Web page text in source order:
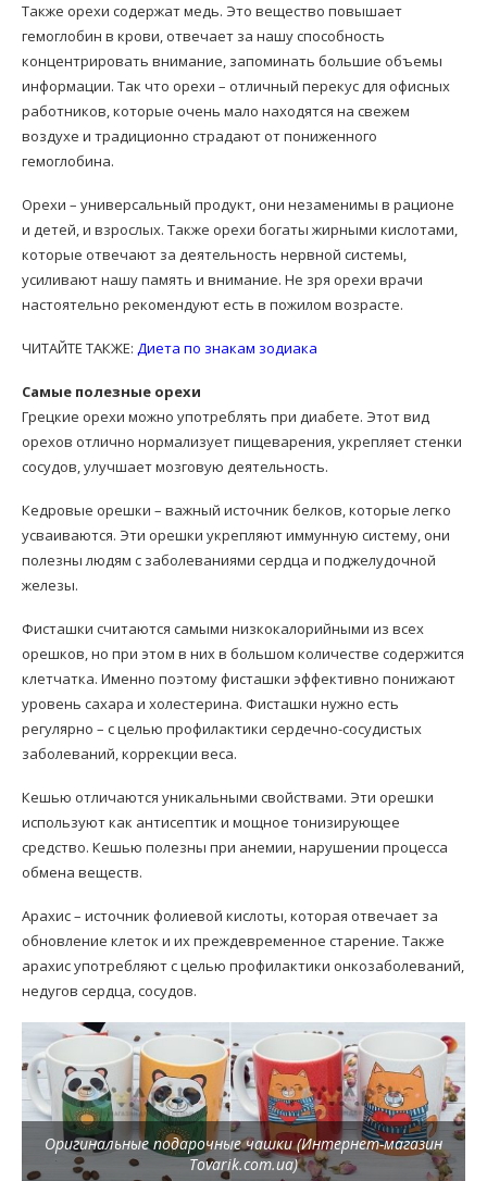
Также орехи содержат медь. Это вещество повышает
гемоглобин в крови, отвечает за нашу способность
концентрировать внимание, запоминать большие объемы
информации. Так что орехи – отличный перекус для офисных
работников, которые очень мало находятся на свежем
воздухе и традиционно страдают от пониженного
гемоглобина.
Орехи – универсальный продукт, они незаменимы в рационе
и детей, и взрослых. Также орехи богаты жирными кислотами,
которые отвечают за деятельность нервной системы,
усиливают нашу память и внимание. Не зря орехи врачи
настоятельно рекомендуют есть в пожилом возрасте.
ЧИТАЙТЕ ТАКЖЕ: Диета по знакам зодиака
Самые полезные орехи
Грецкие орехи можно употреблять при диабете. Этот вид
орехов отлично нормализует пищеварения, укрепляет стенки
сосудов, улучшает мозговую деятельность.
Кедровые орешки – важный источник белков, которые легко
усваиваются. Эти орешки укрепляют иммунную систему, они
полезны людям с заболеваниями сердца и поджелудочной
железы.
Фисташки считаются самыми низкокалорийными из всех
орешков, но при этом в них в большом количестве содержится
клетчатка. Именно поэтому фисташки эффективно понижают
уровень сахара и холестерина. Фисташки нужно есть
регулярно – с целью профилактики сердечно-сосудистых
заболеваний, коррекции веса.
Кешью отличаются уникальными свойствами. Эти орешки
используют как антисептик и мощное тонизирующее
средство. Кешью полезны при анемии, нарушении процесса
обмена веществ.
Арахис – источник фолиевой кислоты, которая отвечает за
обновление клеток и их преждевременное старение. Также
арахис употребляют с целью профилактики онкозаболеваний,
недугов сердца, сосудов.
Оригинальные подарочные чашки (Интернет-магазин
Tovarik.com.ua)